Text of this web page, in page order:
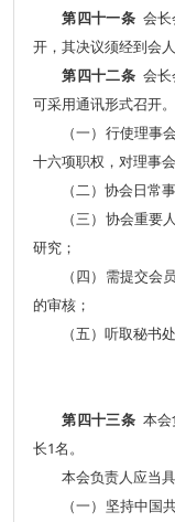
第四十一条会长
开，其决议须经到会
第四十二条会长
可采用通讯形式召开
（一）行使理事
十六项职权，对理事
（二）协会日常
（三）协会重要
研究；
（四）需提交会
的审核；
（五）听取秘书
第四十三条 本
长1名。
本会负责人应当
（一）坚持中国